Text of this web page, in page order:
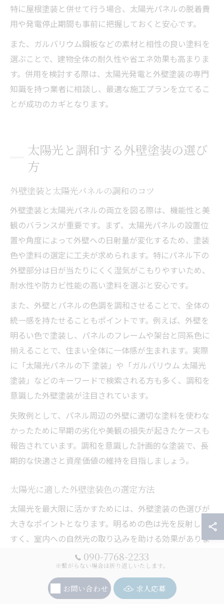
特に屋根塗装と併せて行う場合、太陽光パネルの脱着費
用や発電停止期間も事前に把握しておくと安心です。
また、ガルバリウム鋼板などの素材と相性の良い塗料を
選ぶことで、建物全体の耐久性や省エネ効果も高まりま
す。併用を検討する際は、太陽光発電と外壁塗装の専門
知識を持つ業者に相談し、最適な施工プランを立てるこ
とが成功のカギとなります。
太陽光と調和する外壁塗装の選び
方
外壁塗装と太陽光パネルの調和のコツ
外壁塗装と太陽光パネルの両立を図る際は、機能性と美
観のバランスが重要です。まず、太陽光パネルの設置位
置や角度によって外壁への日射量が変化するため、塗装
色や塗料の選定に工夫が求められます。特にパネル下の
外壁部分は日が当たりにくく湿気がこもりやすいため、
耐水性や防カビ性能の高い塗料を選ぶと安心です。
また、外壁とパネルの色調を調和させることで、全体の
統一感を持たせることもポイントです。例えば、外壁を
明るい色で塗装し、パネルのフレームや架台と同系色に
揃えることで、住まい全体に一体感が生まれます。実際
に「太陽光パネルの下 塗装」や「ガルバリウム 太陽光
塗装」などのキーワードで検索される方も多く、調和を
意識した外壁塗装が注目されています。
失敗例として、パネル周辺の外壁に適切な塗料を使わな
かったために早期の劣化や美観の損失が起きたケースも
報告されています。調和を意識した計画的な塗装で、長
期的な快適さと資産価値の維持を目指しましょう。
太陽光に適した外壁塗装色の選定方法
太陽光を最大限に活かすためには、外壁塗装の色選びが
大きなポイントとなります。明るめの色は光を反射しや
すく、室内への自然光の取り込みを助ける効果がありま
す。特に白やベージュ、淡いグレーなどは、周囲の環境
ともなじみやすく、清潔感と明るさを演出できます。
一方で、濃い色は熱吸収率が高くなるため、夏場に室内
090-7768-2233
※繋がらない場合は折り返しいたします。
お問い合わせ 求人応募